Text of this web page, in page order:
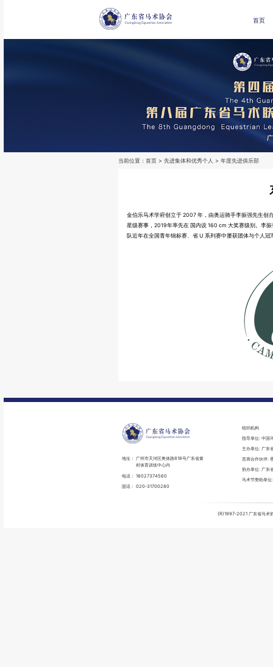
首页
当前位置： 首页> 先进集体和优秀个人 > 年度先进俱乐部
金伯乐马术学府创立于 2007 年，由奥运骑手李振强先生创
星级赛事，2019年率先在国内设 160 cm 大奖赛级别。李振
队近年在全国青年锦标赛、省 U 系列赛中屡获团体与个人冠
地址： 广州市天河区奥体路818号广东省黄
村体育训练中心内
电话： 18027374560
固话： 020-31700280
组织机构
指导单位: 中国
主办单位: 广东
首席合作伙伴:
协办单位: 广东
马术节赞助单
(R)1997-2021 广东省马术